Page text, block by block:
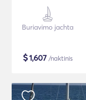
Buriavimo jachta
$1,607 /naktinis